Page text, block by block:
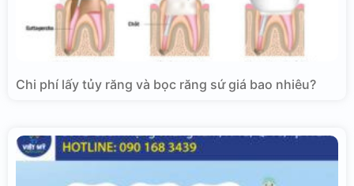
Chi phí lấy tủy răng và bọc răng sứ giá bao nhiêu?